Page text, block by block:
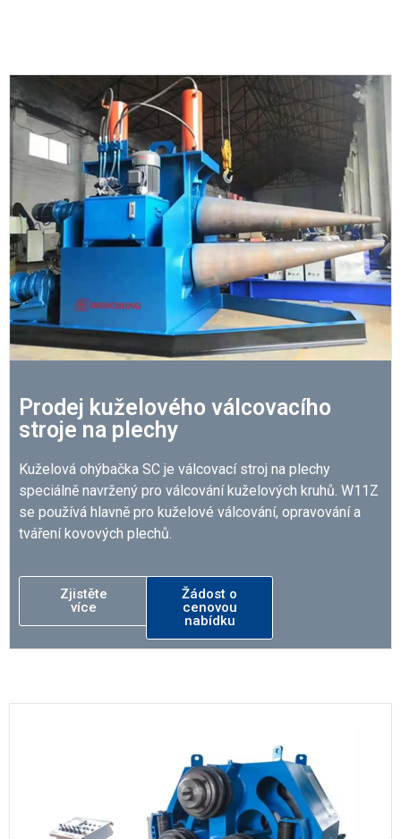
Prodej kuželového válcovacího
stroje na plechy
Kuželová ohýbačka SC je válcovací stroj na plechy
speciálně navržený pro válcování kuželových kruhů. W11Z
se používá hlavně pro kuželové válcování, opravování a
tváření kovových plechů.
Zjistěte
více
Žádost o
cenovou
nabídku